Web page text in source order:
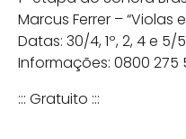
Marcus Ferrer – “Violas
Datas: 30/4, 1º, 2, 4 e 5/5
Informações: 0800 275
::: Gratuito :::